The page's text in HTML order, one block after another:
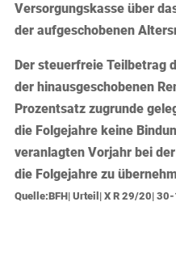
Versorgungskasse über
der aufgeschobenen
Der steuerfreie Teilbetrag
der hinausgeschobenen
Prozentsatz zugrunde
die Folgejahre keine
veranlagten Vorjahr bei
die Folgejahre zu
Quelle:BFH| Urteil| X R 29/20|